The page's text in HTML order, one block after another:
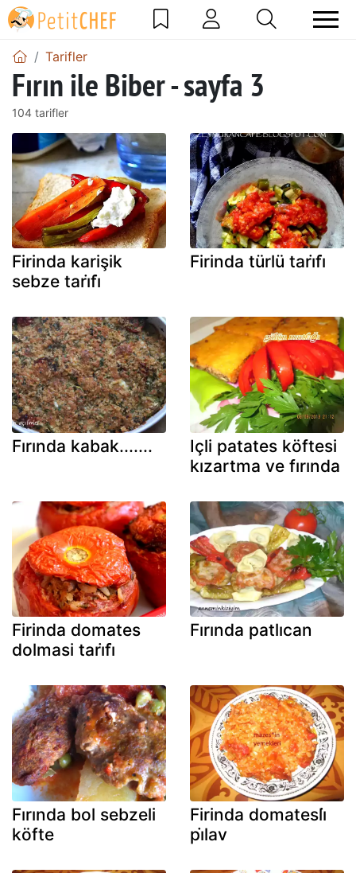
Tarifler
Fırın ile Biber - sayfa 3
104 tarifler
Firinda karişik
sebze tari̇fi̇
Firinda türlü tari̇fi̇
Fırında kabak.......
Içli patates köftesi
kızartma ve fırında
Firinda domates
dolmasi tari̇fi̇
Fırında patlıcan
Fırında bol sebzeli
köfte
Firinda domatesli̇
pi̇lav